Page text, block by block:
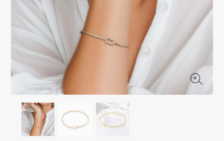
AUDEMARS PIGUET
オーデマ・ピゲ
JAEGER LE COULTRE
ジャガー・ルクルト
CHANEL
シャネル
Cartier
カルティエ
HARRY WINSTON
ハリー・ウィンストン
ZENITH
ゼニス
TAG HEUER
タグホイヤー
DUNAMIS
デュナミス
VINTAGE WATCH
ANGLER
アングラー
ETERNITY
エタニティ
HIMAWARI
ヒマワリ
YUKIZAKI BACHIKAN
ゆきざき バチカン
USED NOMBRE
ノンブル認定中古
USED ALPHA
アルファ認定中古
オリジナルジュエリー一覧へ